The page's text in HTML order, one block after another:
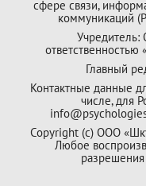
сфере связи,
коммуникаций
Учредитель:
Главный
Контактные данные
числе, для
Copyright (с) ООО
Любое